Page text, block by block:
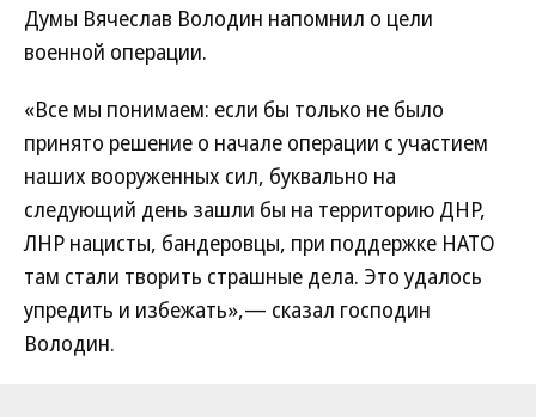
Думы Вячеслав Володин напомнил о цели
военной операции.
«Все мы понимаем: если бы только не было
принято решение о начале операции с участием
наших вооруженных сил, буквально на
следующий день зашли бы на территорию ДНР,
ЛНР нацисты, бандеровцы, при поддержке НАТО
там стали творить страшные дела. Это удалось
упредить и избежать»,— сказал господин
Володин.